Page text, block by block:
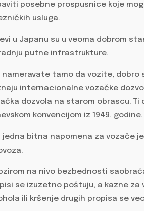
posebne prospusnice koje
usluga.
u Japanu su u veoma dobrom
putne infrastrukture.
nameravate tamo da vozite, dobro
internacionalne vozačke
dozvola na starom obrascu. Ti
konvencijom iz 1949. godine.
jedna bitna napomena za vozače
na nivo bezbednosti
se izuzetno poštuju, a kazne za
ili kršenje drugih propisa se